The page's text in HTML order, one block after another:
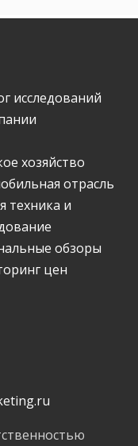
исследований
хозяйство
отрасль
техника и
обзоры
цен